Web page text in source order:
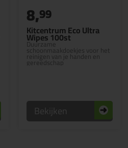
Kitcentrum Eco Ultra
Wipes 100st
Duurzame
schoonmaakdoekjes voor het
reinigen van je handen en
gereedschap
8,99
Bekijken